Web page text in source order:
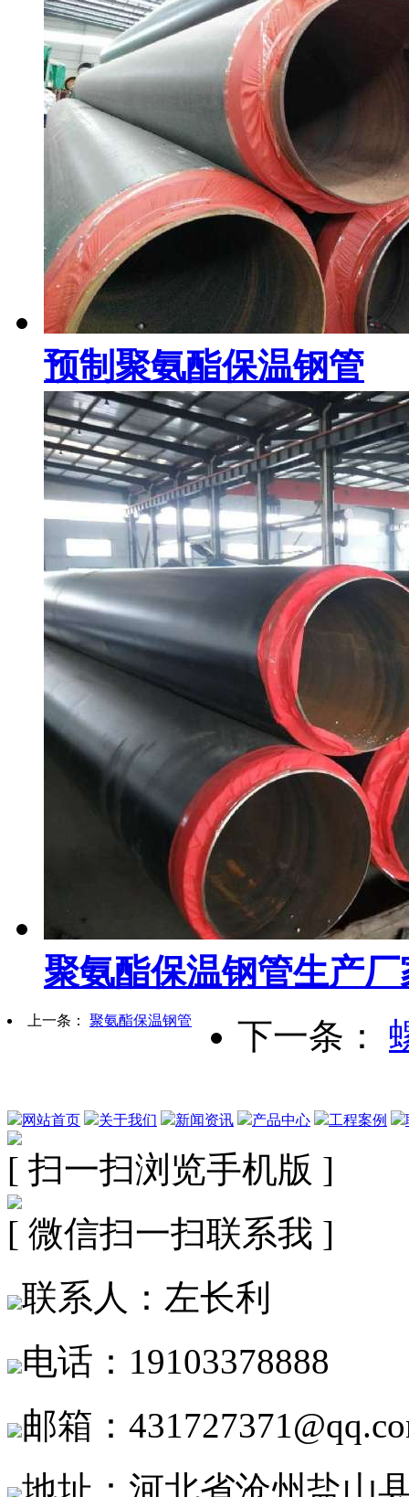
预制聚氨酯保温钢管
聚氨酯保温钢管生产厂
上一条： 聚氨酯保温钢管 下一条：
网站首页 关于我们 新闻资讯 产品中心 工程案例
[ 扫一扫浏览手机版 ]
[ 微信扫一扫联系我 ]
联系人：左长利
电话：19103378888
邮箱：